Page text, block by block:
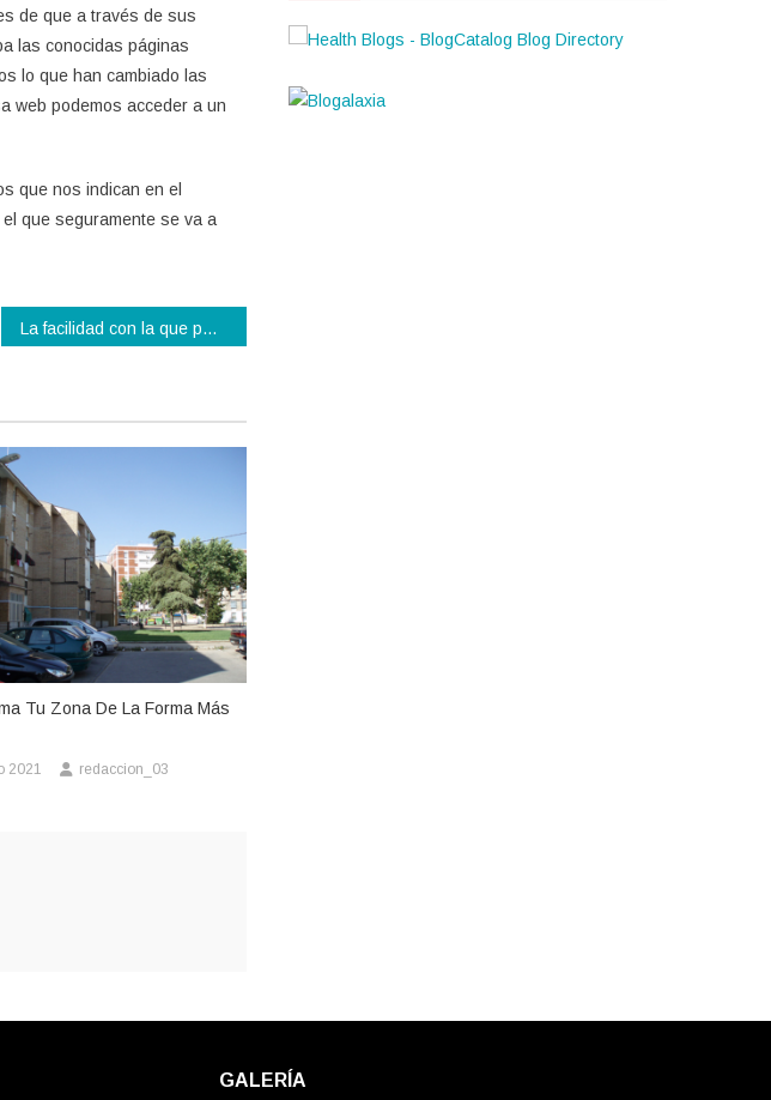
de que a través de sus
las conocidas páginas
lo que han cambiado las
web podemos acceder a un
que nos indican en el
que seguramente se va a
La facilidad con la que podemos encontrar motores usados
Tu Zona De La Forma Más
2021 redaccion_03
GALERÍA